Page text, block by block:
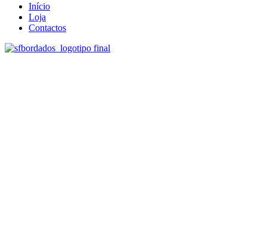
Início
Loja
Contactos